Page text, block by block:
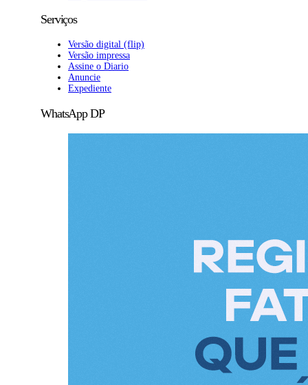
Serviços
Versão digital (flip)
Versão impressa
Assine o Diario
Anuncie
Expediente
WhatsApp DP